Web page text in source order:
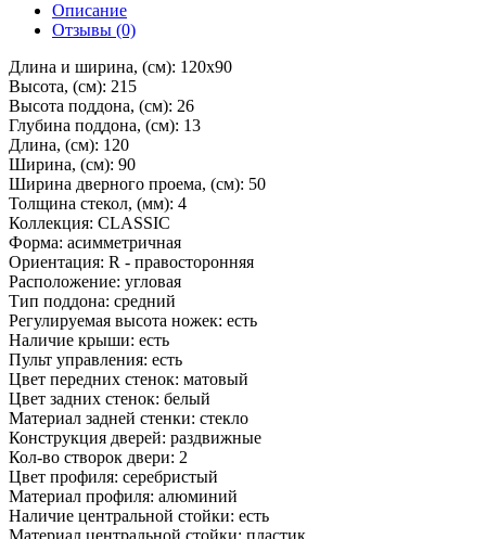
Описание
Отзывы (0)
Длина и ширина, (см): 120x90
Высота, (см): 215
Высота поддона, (см): 26
Глубина поддона, (см): 13
Длина, (см): 120
Ширина, (см): 90
Ширина дверного проема, (см): 50
Толщина стекол, (мм): 4
Коллекция: CLASSIC
Форма: асимметричная
Ориентация: R - правосторонняя
Расположение: угловая
Тип поддона: средний
Регулируемая высота ножек: есть
Наличие крыши: есть
Пульт управления: есть
Цвет передних стенок: матовый
Цвет задних стенок: белый
Материал задней стенки: стекло
Конструкция дверей: раздвижные
Кол-во створок двери: 2
Цвет профиля: серебристый
Материал профиля: алюминий
Наличие центральной стойки: есть